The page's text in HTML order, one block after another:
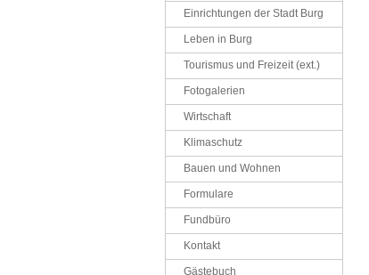
Einrichtungen der Stadt Burg
Leben in Burg
Tourismus und Freizeit (ext.)
Fotogalerien
Wirtschaft
Klimaschutz
Bauen und Wohnen
Formulare
Fundbüro
Kontakt
Gästebuch